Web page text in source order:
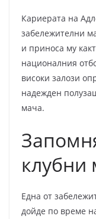
Кариерата на
забележителни
и приноса му
националния
високи залози
надежден
мача.
клубни
Една от
дойде по време